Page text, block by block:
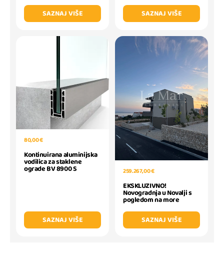
SAZNAJ VIŠE
SAZNAJ VIŠE
80,00 €
Kontinuirana aluminijska
vodilica za staklene
ograde BV 8900 S
SAZNAJ VIŠE
259.267,00 €
EKSKLUZIVNO!
Novogradnja u Novalji s
pogledom na more
SAZNAJ VIŠE